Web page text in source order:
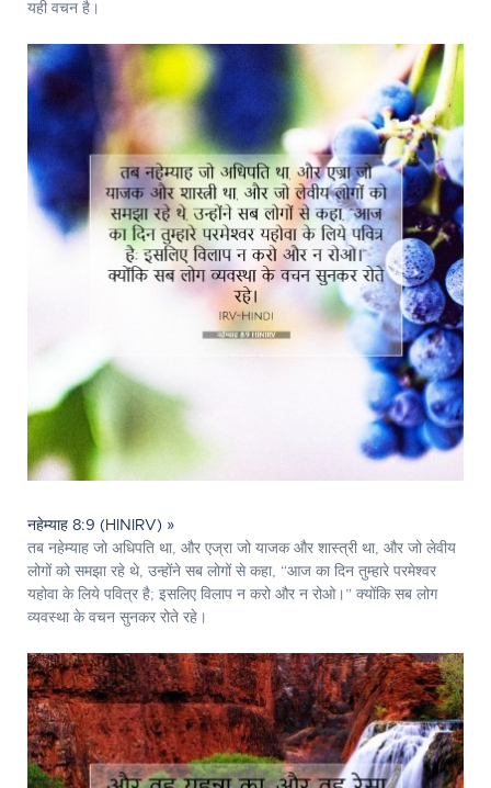
यही वचन है।
नहेम्याह 8:9 (HINIRV) »
तब नहेम्याह जो अधिपति था, और एज्रा जो याजक और शास्त्री था, और जो लेवीय
लोगों को समझा रहे थे, उन्होंने सब लोगों से कहा, “आज का दिन तुम्हारे परमेश्‍वर
यहोवा के लिये पवित्र है; इसलिए विलाप न करो और न रोओ।” क्योंकि सब लोग
व्यवस्था के वचन सुनकर रोते रहे।